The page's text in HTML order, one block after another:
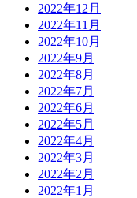
2022年12月
2022年11月
2022年10月
2022年9月
2022年8月
2022年7月
2022年6月
2022年5月
2022年4月
2022年3月
2022年2月
2022年1月